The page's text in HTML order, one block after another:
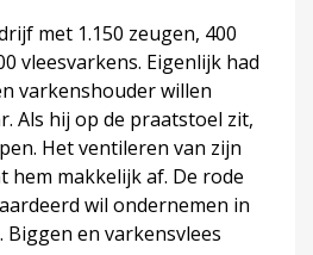
met 1.150 zeugen, 400
vleesvarkens. Eigenlijk had
varkenshouder willen
Als hij op de praatstoel zit,
Het ventileren van zijn
hem makkelijk af. De rode
wil ondernemen in
en varkensvlees